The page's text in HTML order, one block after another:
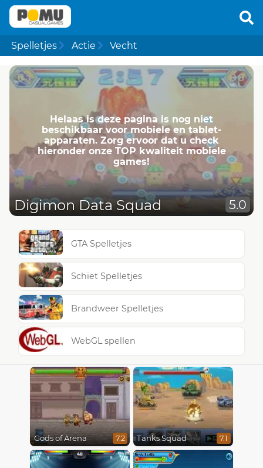
Spelletjes Actie Vecht
Helaas is deze pagina is nog niet
beschikbaar voor mobiele en tablet-
apparaten. Zorg ervoor dat u check
hieronder onze TOP kwaliteit mobiele
games!
Digimon Data Squad 5.0
GTA Spelletjes
Schiet Spelletjes
Brandweer Spelletjes
WebGL spellen
Gods of Arena 7.2 Tanks Squad 7.1